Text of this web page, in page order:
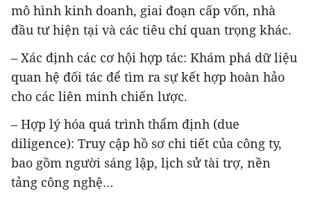
mô hình kinh doanh, giai đoạn cấp vốn, nhà
đầu tư hiện tại và các tiêu chí quan trọng khác.
– Xác định các cơ hội hợp tác: Khám phá dữ liệu
quan hệ đối tác để tìm ra sự kết hợp hoàn hảo
cho các liên minh chiến lược.
– Hợp lý hóa quá trình thẩm định (due
diligence): Truy cập hồ sơ chi tiết của công ty,
bao gồm người sáng lập, lịch sử tài trợ, nền
tảng công nghệ…